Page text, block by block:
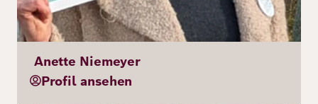
Anette Niemeyer
Profil ansehen